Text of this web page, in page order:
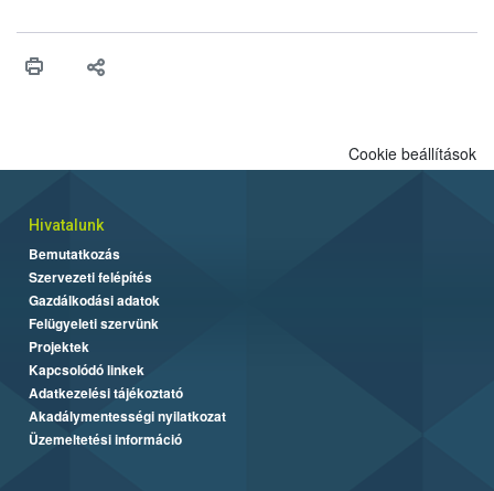
higiéniai szabályok betartása, a megfelelő hőkezelés, valamint a
biztonsági Hivatal (Nébih) Oktatási Programja összegyűjtötte a
Cookie beállítások
Hivatalunk
Bemutatkozás
Szervezeti felépítés
Gazdálkodási adatok
Felügyeleti szervünk
Projektek
Kapcsolódó linkek
Adatkezelési tájékoztató
Akadálymentességi nyilatkozat
Üzemeltetési információ